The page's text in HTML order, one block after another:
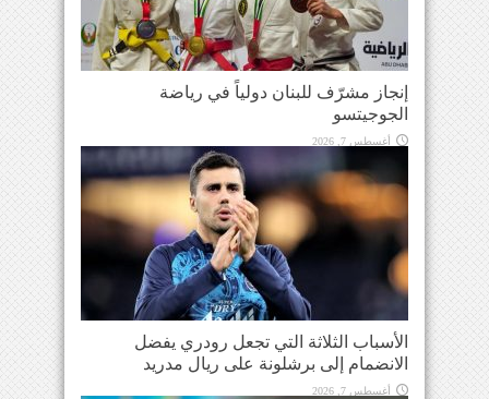
إنجاز مشرّف للبنان دولياً في رياضة
الجوجيتسو
أغسطس 7, 2026
الأسباب الثلاثة التي تجعل رودري يفضل
الانضمام إلى برشلونة على ريال مدريد
أغسطس 7, 2026